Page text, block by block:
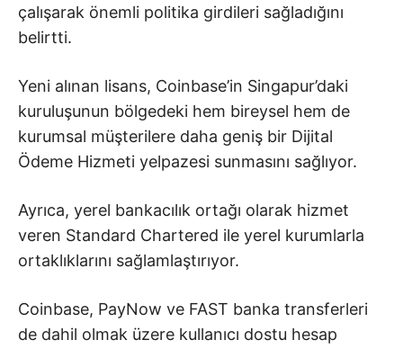
çalışarak önemli politika girdileri sağladığını
belirtti.
Yeni alınan lisans, Coinbase’in Singapur’daki
kuruluşunun bölgedeki hem bireysel hem de
kurumsal müşterilere daha geniş bir Dijital
Ödeme Hizmeti yelpazesi sunmasını sağlıyor.
Ayrıca, yerel bankacılık ortağı olarak hizmet
veren Standard Chartered ile yerel kurumlarla
ortaklıklarını sağlamlaştırıyor.
Coinbase, PayNow ve FAST banka transferleri
de dahil olmak üzere kullanıcı dostu hesap